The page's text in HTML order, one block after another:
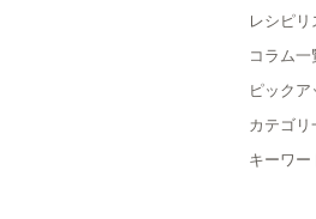
レシピリ
コラム一
ピックア
カテゴリ
キーワー